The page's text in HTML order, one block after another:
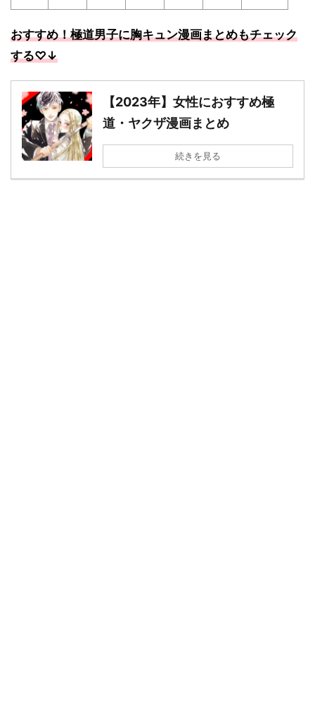
おすすめ！極道男子に胸キュン漫画まとめもチェック
する♡↓
【2023年】女性におすすめ極
道・ヤクザ漫画まとめ
続きを見る